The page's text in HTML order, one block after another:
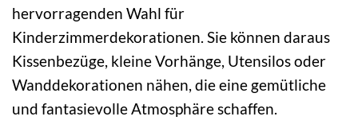
hervorragenden Wahl für
Kinderzimmerdekorationen. Sie können daraus
Kissenbezüge, kleine Vorhänge, Utensilos oder
Wanddekorationen nähen, die eine gemütliche
und fantasievolle Atmosphäre schaffen.